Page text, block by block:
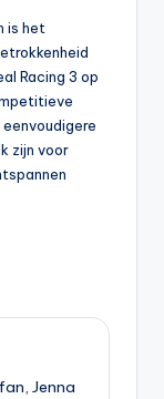
is het
Racing 3 op
zijn voor
Jenna